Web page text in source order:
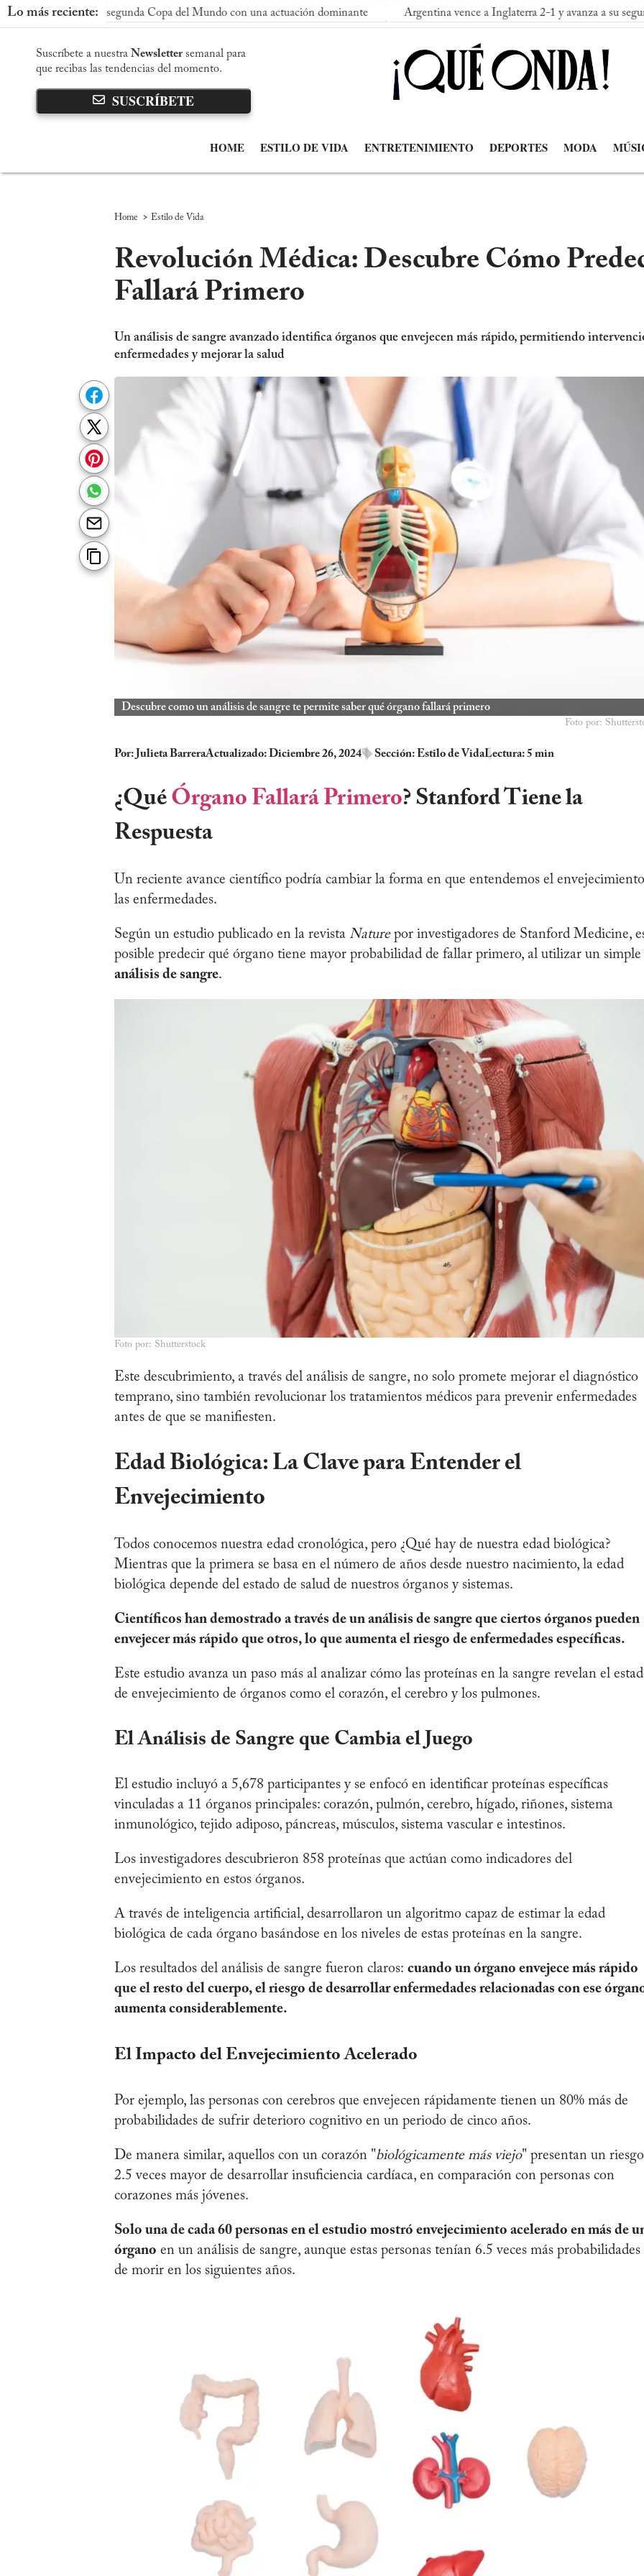
Lo más reciente:
su segunda Copa del Mundo con una actuación dominante Argentina vence a Inglaterra 2-1 y avanza a su segunda final
Suscríbete a nuestra Newsletter semanal para
que recibas las tendencias del momento.
SUSCRÍBETE
HOME ESTILO DE VIDA ENTRETENIMIENTO DEPORTES MODA
Home > Estilo de Vida
Revolución Médica: Descubre Cómo
Fallará Primero
Un análisis de sangre avanzado identifica órganos que envejecen más rápido, permitiendo
enfermedades y mejorar la salud
Descubre como un análisis de sangre te permite saber qué órgano fallará primero
Foto por:
Por: Julieta BarreraActualizado: Diciembre 26, 2024 Sección:Estilo de VidaLectura: 5 min
¿Qué Órgano Fallará Primero? Stanford Tiene la
Respuesta
Un reciente avance científico podría cambiar la forma en que entendemos el
las enfermedades.
Según un estudio publicado en la revista Naturepor investigadores de Stanford Medicine,
posible predecir qué órgano tiene mayor probabilidad de fallar primero, al utilizar un simple
análisis de sangre.
Foto por: Shutterstock
Este descubrimiento, a través del análisis de sangre, no solo promete mejorar el diagnóstico
temprano, sino también revolucionar los tratamientos médicos para prevenir enfermedades
antes de que se manifiesten.
Edad Biológica: La Clave para Entender el
Envejecimiento
Todos conocemos nuestra edad cronológica, pero ¿Qué hay de nuestra edad biológica?
Mientras que la primera se basa en el número de años desde nuestro nacimiento, la edad
biológica depende del estado de salud de nuestros órganos y sistemas.
Científicos han demostrado a través de un análisis de sangre que ciertos órganos pueden
envejecer más rápido que otros, lo que aumenta el riesgo de enfermedades específicas.
Este estudio avanza un paso más al analizar cómo las proteínas en la sangre revelan el
de envejecimiento de órganos como el corazón, el cerebro y los pulmones.
El Análisis de Sangre que Cambia el Juego
El estudio incluyó a 5,678 participantes y se enfocó en identificar proteínas específicas
vinculadas a 11 órganos principales: corazón, pulmón, cerebro, hígado, riñones, sistema
inmunológico, tejido adiposo, páncreas, músculos, sistema vascular e intestinos.
Los investigadores descubrieron 858 proteínas que actúan como indicadores del
envejecimiento en estos órganos.
A través de inteligencia artificial, desarrollaron un algoritmo capaz de estimar la edad
biológica de cada órgano basándose en los niveles de estas proteínas en la sangre.
Los resultados del análisis de sangre fueron claros: cuando un órgano envejece más rápido
que el resto del cuerpo, el riesgo de desarrollar enfermedades relacionadas con ese
aumenta considerablemente.
El Impacto del Envejecimiento Acelerado
Por ejemplo, las personas con cerebros que envejecen rápidamente tienen un 80% más de
probabilidades de sufrir deterioro cognitivo en un periodo de cinco años.
De manera similar, aquellos con un corazón "biológicamente más viejo" presentan un riesgo
2.5 veces mayor de desarrollar insuficiencia cardíaca, en comparación con personas con
corazones más jóvenes.
Solo una de cada 60 personas en el estudio mostró envejecimiento acelerado en más de
órgano en un análisis de sangre, aunque estas personas tenían 6.5 veces más probabilidades
de morir en los siguientes años.